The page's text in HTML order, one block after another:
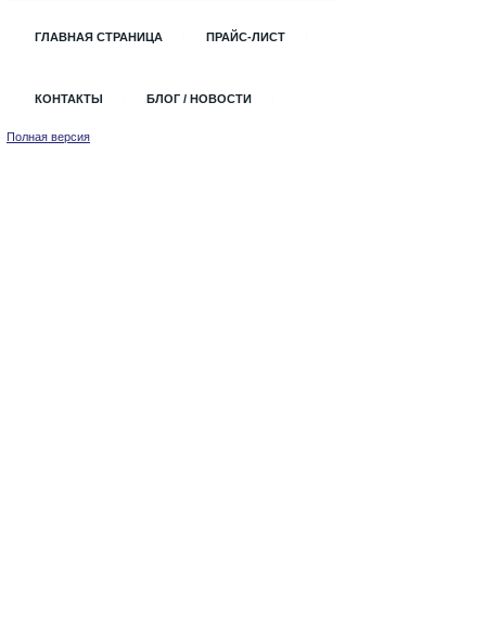
ГЛАВНАЯ СТРАНИЦА ПРАЙС-ЛИСТ
КОНТАКТЫ БЛОГ / НОВОСТИ
Полная версия